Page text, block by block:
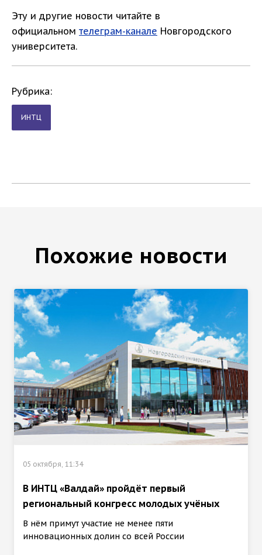
Эту и другие новости читайте в
официальном телеграм-канале Новгородского
университета.
Рубрика:
ИНТЦ
Похожие новости
05 октября, 11:34
В ИНТЦ «Валдай» пройдёт первый
региональный конгресс молодых учёных
В нём примут участие не менее пяти
инновационных долин со всей России